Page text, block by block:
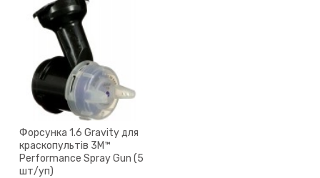
Форсунка 1.6 Gravity для
краскопультів 3M™
Performance Spray Gun (5
шт/уп)